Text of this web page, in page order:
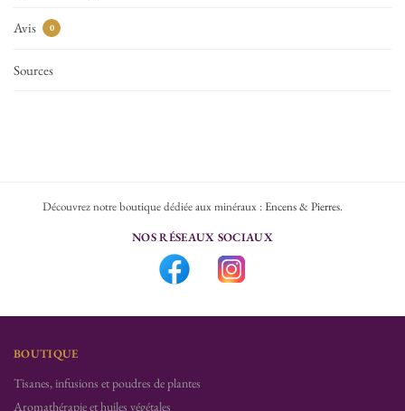
Avis 0
Sources
Découvrez notre boutique dédiée aux minéraux :Encens & Pierres.
NOS RÉSEAUX SOCIAUX
BOUTIQUE
Tisanes, infusions et poudres de plantes
Aromathérapie et huiles végétales